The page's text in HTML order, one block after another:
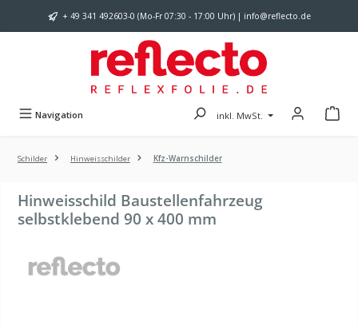
Zum Hauptinhalt springen
+ 49 341 492603-0 (Mo-Fr 07:30 - 17:00 Uhr) | info@reflecto.de
Navigation inkl. MwSt.
Schilder Hinweisschilder Kfz-Warnschilder
Hinweisschild Baustellenfahrzeug
selbstklebend 90 x 400 mm